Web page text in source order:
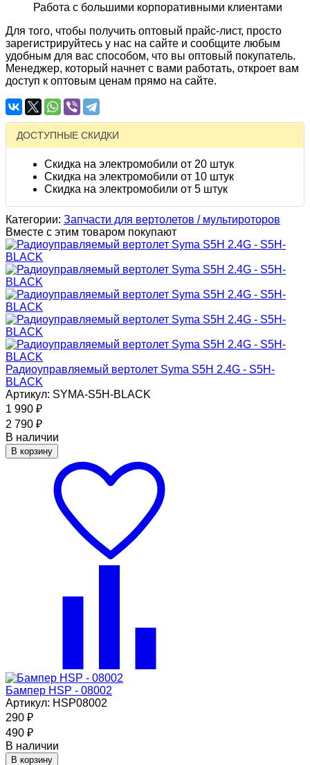
Работа с большими корпоративными клиентами
Для того, чтобы получить оптовый прайс-лист, просто
зарегистрируйтесь у нас на сайте и сообщите любым
удобным для вас способом, что вы оптовый покупатель.
Менеджер, который начнет с вами работать, откроет вам
доступ к оптовым ценам прямо на сайте.
ДОСТУПНЫЕ СКИДКИ
Скидка на электромобили от 20 штук
Скидка на электромобили от 10 штук
Скидка на электромобили от 5 штук
Категории: Запчасти для вертолетов / мультироторов
Вместе с этим товаром покупают
Радиоуправляемый вертолет Syma S5H 2.4G - S5H-
BLACK
Артикул: SYMA-S5H-BLACK
1 990 ₽
2 790 ₽
В наличии
В корзину
Бампер HSP - 08002
Артикул: HSP08002
290 ₽
490 ₽
В наличии
В корзину